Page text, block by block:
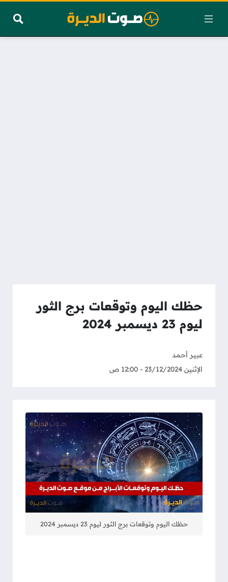
حظك اليوم وتوقعات برج الثور
ليوم 23 ديسمبر 2024
عبير أحمد
الإثنين 23/12/2024 - 12:00 ص
حظك اليوم وتوقعات برج الثور ليوم 23 ديسمبر 2024